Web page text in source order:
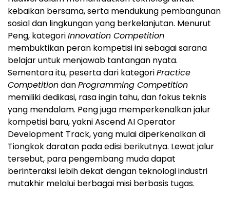
kebaikan bersama, serta mendukung pembangunan
sosial dan lingkungan yang berkelanjutan. Menurut
Peng, kategoriInnovation Competition
membuktikan peran kompetisi ini sebagai sarana
belajar untuk menjawab tantangan nyata.
Sementara itu, peserta dari kategoriPractice
CompetitiondanProgramming Competition
memiliki dedikasi, rasa ingin tahu, dan fokus teknis
yang mendalam. Peng juga memperkenalkan jalur
kompetisi baru, yakni Ascend AI Operator
Development Track, yang mulai diperkenalkan di
Tiongkok daratan pada edisi berikutnya. Lewat jalur
tersebut, para pengembang muda dapat
berinteraksi lebih dekat dengan teknologi industri
mutakhir melalui berbagai misi berbasis tugas.